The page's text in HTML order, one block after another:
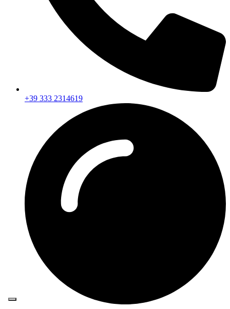
+39 333 2314619